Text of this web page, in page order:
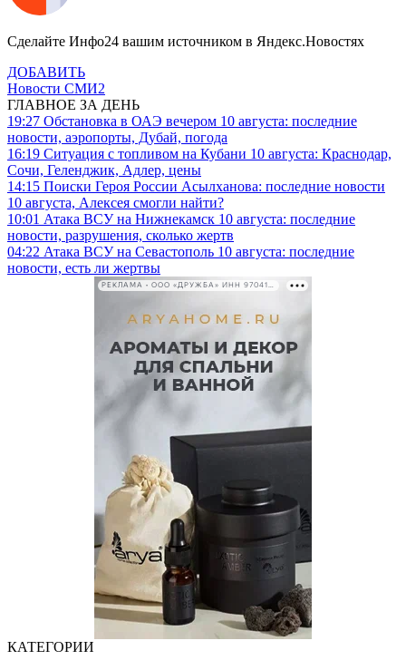
Сделайте Инфо24 вашим источником в Яндекс.Новостях
ДОБАВИТЬ
Новости СМИ2
ГЛАВНОЕ ЗА ДЕНЬ
19:27 Обстановка в ОАЭ вечером 10 августа: последние
новости, аэропорты, Дубай, погода
16:19 Ситуация с топливом на Кубани 10 августа: Краснодар,
Сочи, Геленджик, Адлер, цены
14:15 Поиски Героя России Асылханова: последние новости
10 августа, Алексея смогли найти?
10:01 Атака ВСУ на Нижнекамск 10 августа: последние
новости, разрушения, сколько жертв
04:22 Атака ВСУ на Севастополь 10 августа: последние
новости, есть ли жертвы
РЕКЛАМА • ООО «ДРУЖБА» ИНН 9704146411
КАТЕГОРИИ